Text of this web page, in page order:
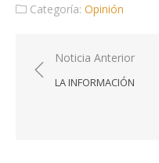
Categoría: Opinión
Navegación
de
Noticia Anterior
LA INFORMACIÓN